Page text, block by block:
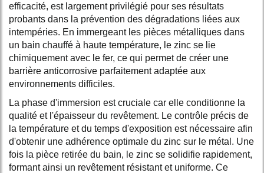
efficacité, est largement privilégié pour ses résultats
probants dans la prévention des dégradations liées aux
intempéries. En immergeant les pièces métalliques dans
un bain chauffé à haute température, le zinc se lie
chimiquement avec le fer, ce qui permet de créer une
barrière anticorrosive parfaitement adaptée aux
environnements difficiles.
La phase d'immersion est cruciale car elle conditionne la
qualité et l'épaisseur du revêtement. Le contrôle précis de
la température et du temps d'exposition est nécessaire afin
d'obtenir une adhérence optimale du zinc sur le métal. Une
fois la pièce retirée du bain, le zinc se solidifie rapidement,
formant ainsi un revêtement résistant et uniforme. Ce